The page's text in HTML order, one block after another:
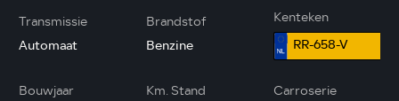
Transmissie
Automaat
Brandstof
Benzine
Kenteken
RR-658-V
Bouwjaar
Km. Stand
Carroserie